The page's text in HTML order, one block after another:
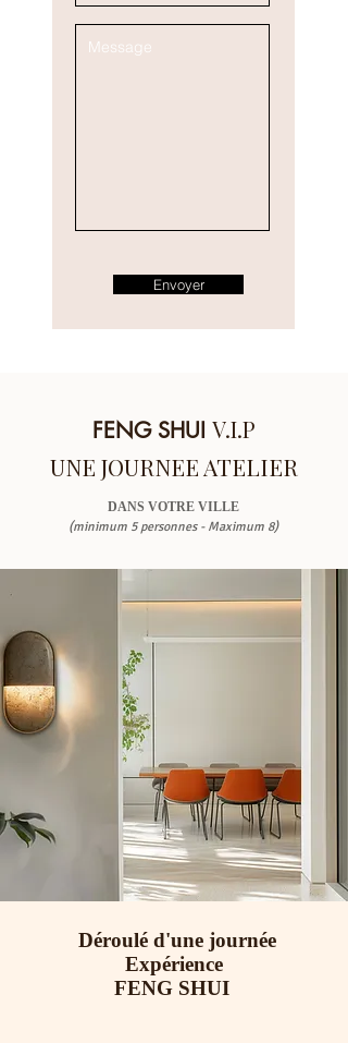
Envoyer
FENG SHUI V.I.P
UNE JOURNEE ATELIER
DANS VOTRE VILLE
(minimum 5 personnes - Maximum 8)
Déroulé d'une journée
Expérience
FENG SHUI